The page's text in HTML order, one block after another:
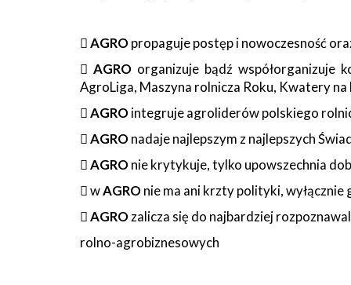
AGROpropaguje postęp i nowoczesność
AGRO organizuje bądź współorganizuje
AgroLiga, Maszyna rolnicza Roku, Kwatery na
AGROintegruje agroliderów polskiego
AGROnadaje najlepszym z najlepszych
AGROnie krytykuje, tylko upowszechnia
 wAGROnie ma ani krzty polityki,
AGROzalicza się do najbardziej
rolno-agrobiznesowych